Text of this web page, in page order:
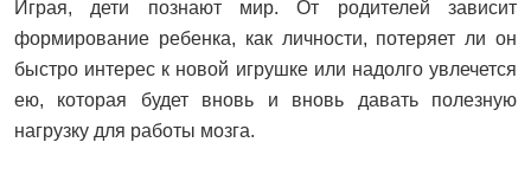
Играя, дети познают мир. От родителей зависит
формирование ребенка, как личности, потеряет ли он
быстро интерес к новой игрушке или надолго увлечется
ею, которая будет вновь и вновь давать полезную
нагрузку для работы мозга.